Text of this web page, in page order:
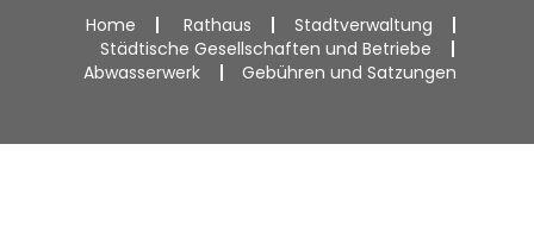
Home Rathaus
Stadtverwaltung
Städtische Gesellschaften und Betriebe
Abwasserwerk
Gebühren und Satzungen